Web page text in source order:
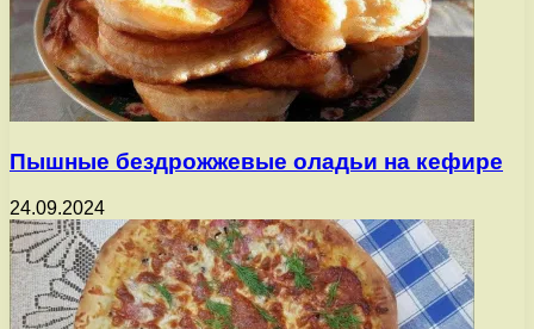
Пышные бездрожжевые оладьи на кефире
24.09.2024